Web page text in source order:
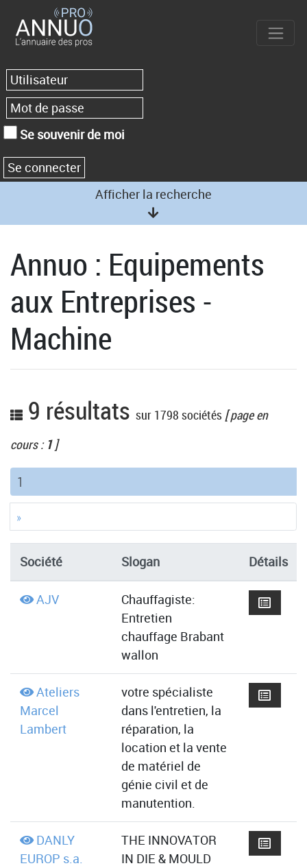
Se souvenir de moi
Afficher la recherche
Annuo : Equipements
aux Entreprises -
Machine
9 résultats sur 1798 sociétés [ page en
cours : 1]
1
»
Société Slogan Détails
AJV
Chauffagiste:
Entretien
chauffage Brabant
wallon
Ateliers
Marcel
Lambert
votre spécialiste
dans l'entretien, la
réparation, la
location et la vente
de matériel de
génie civil et de
manutention.
DANLY
EUROP s.a.
THE INNOVATOR
IN DIE & MOULD